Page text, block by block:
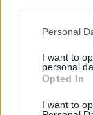
Please note
not limited to
grant or deny
use your data
consent section.
Personal
I want to
personal
Opted In
I want to
ceļiem:
Masks